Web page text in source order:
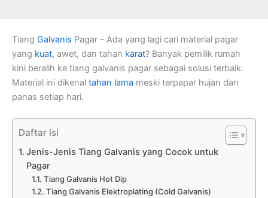
Tiang Galvanis Pagar – Ada yang lagi cari material pagar
yang kuat, awet, dan tahan karat? Banyak pemilik rumah
kini beralih ke tiang galvanis pagar sebagai solusi terbaik.
Material ini dikenal tahan lama meski terpapar hujan dan
panas setiap hari.
Daftar isi
Jenis-Jenis Tiang Galvanis yang Cocok untuk
Pagar
Tiang Galvanis Hot Dip
Tiang Galvanis Elektroplating (Cold Galvanis)